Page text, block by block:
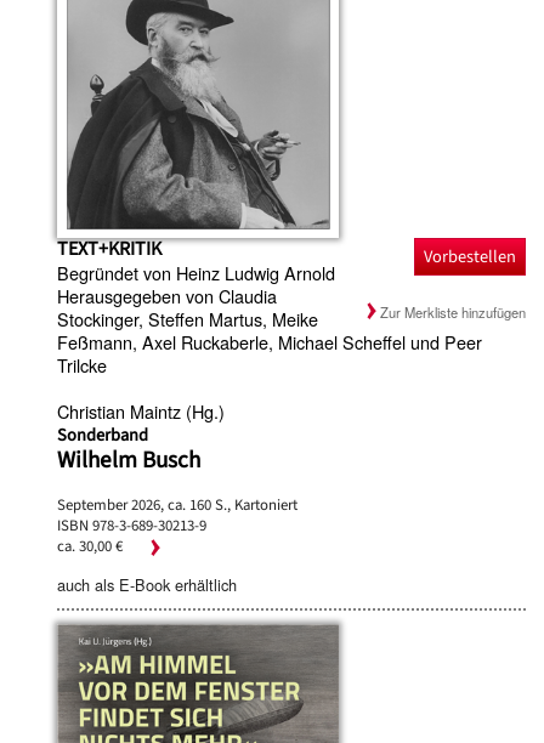
Vorbestellen
Zur Merkliste hinzufügen
TEXT+KRITIK
Begründet von Heinz Ludwig Arnold
Herausgegeben von Claudia
Stockinger, Steffen Martus, Meike
Feßmann, Axel Ruckaberle, Michael Scheffel und Peer
Trilcke
Christian Maintz (Hg.)
Sonderband
Wilhelm Busch
September 2026, ca. 160 S., Kartoniert
ISBN 978-3-689-30213-9
ca. 30,00 €
auch als E-Book erhältlich